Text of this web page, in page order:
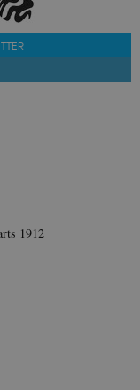
1912